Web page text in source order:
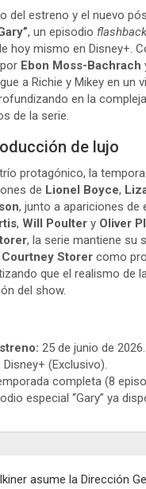
del estreno y el nuevo
, un episodio flashback
hoy mismo en Disney+.
Ebon Moss-Bachrach
a Richie y Mikey en un
en la
de la serie.
de lujo
protagónico, la
de Lionel Boyce,
, junto a apariciones de
, Will Poulter y Oliver
, la serie mantiene su
Courtney Storer como
que el realismo de
del show.
25 de junio de 2026.
Disney+ (Exclusivo).
completa (8
especial “Gary” ya
asume la Dirección